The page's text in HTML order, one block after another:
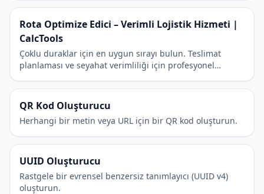
Rota Optimize Edici – Verimli Lojistik Hizmeti |
CalcTools
Çoklu duraklar için en uygun sırayı bulun. Teslimat
planlaması ve seyahat verimliliği için profesyonel
QR Kod Oluşturucu
Herhangi bir metin veya URL için bir QR kod oluşturun.
UUID Oluşturucu
Rastgele bir evrensel benzersiz tanımlayıcı (UUID v4)
oluşturun.